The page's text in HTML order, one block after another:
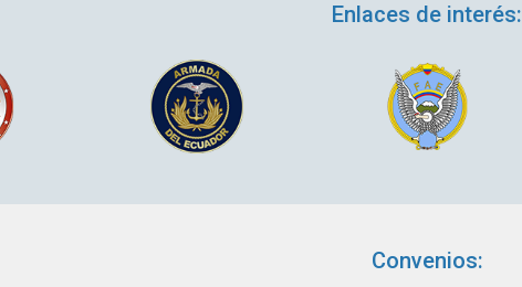
Enlaces de interés:
Convenios: